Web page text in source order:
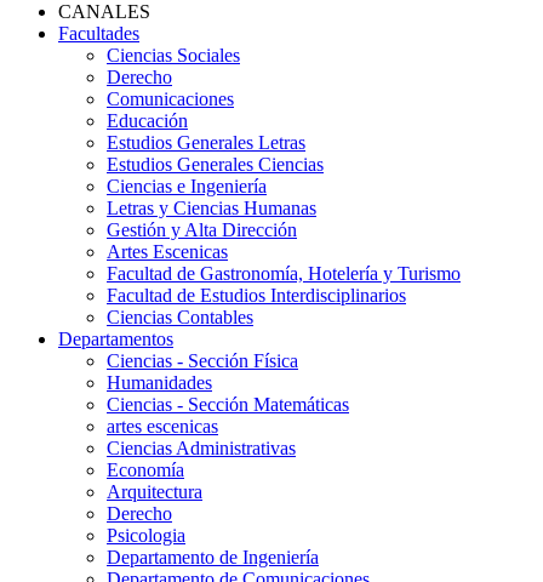
CANALES
Facultades
Ciencias Sociales
Derecho
Comunicaciones
Educación
Estudios Generales Letras
Estudios Generales Ciencias
Ciencias e Ingeniería
Letras y Ciencias Humanas
Gestión y Alta Dirección
Artes Escenicas
Facultad de Gastronomía, Hotelería y Turismo
Facultad de Estudios Interdisciplinarios
Ciencias Contables
Departamentos
Ciencias - Sección Física
Humanidades
Ciencias - Sección Matemáticas
artes escenicas
Ciencias Administrativas
Economía
Arquitectura
Derecho
Psicologia
Departamento de Ingeniería